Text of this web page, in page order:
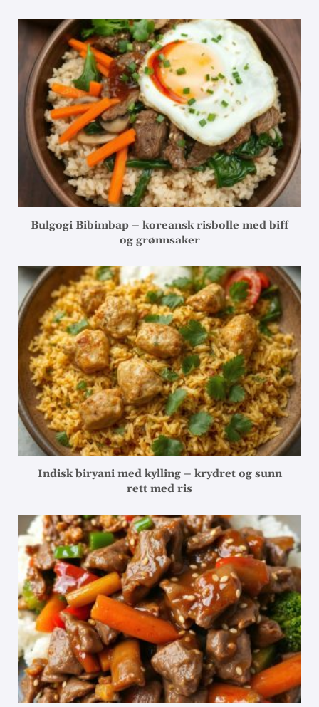
Bulgogi Bibimbap – koreansk risbolle med biff
og grønnsaker
Indisk biryani med kylling – krydret og sunn
rett med ris